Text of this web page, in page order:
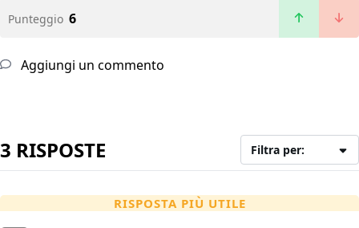
Punteggio 6
Aggiungi un commento
3 RISPOSTE Filtra per:
RISPOSTA PIÙ UTILE